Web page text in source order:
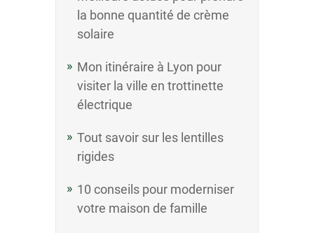
la bonne quantité de crème
solaire
Mon itinéraire à Lyon pour
visiter la ville en trottinette
électrique
Tout savoir sur les lentilles
rigides
10 conseils pour moderniser
votre maison de famille